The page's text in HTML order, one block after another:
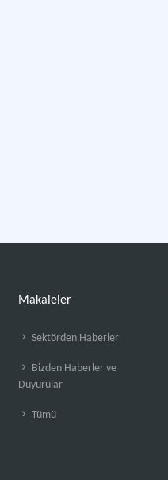
Makaleler
Sektörden Haberler
Bizden Haberler ve
Duyurular
Tümü